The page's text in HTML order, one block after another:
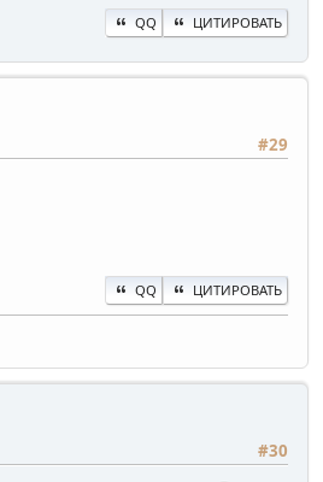
QQ ЦИТИРОВАТЬ
#29
QQ ЦИТИРОВАТЬ
#30